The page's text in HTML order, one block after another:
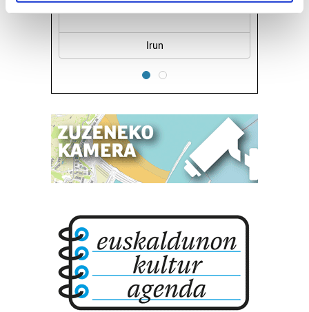
and set your preferences in thedetails section.
Guk eta gure bazkideek zure datu pertsonalak
pertsonalizatuak eskaintzeko, iragarkiak eta edukia
neurtzeko, jendeari buruzko informazioa biltzeko eta
produktuak garatzeko. Zure datuak nork eta zertarako
erabiltzen dituen hauta dezakezu.
interes komertzial legitimoetan babesten dira. Ikusi gure
bazkideen zerrenda, beren ustez zein helburutarako
duten interes legitimoa eta horren aurka nola egin
dezakezun ikusteko.
Lortu zure datu pertsonalak prozesatzeko moduari
Irun